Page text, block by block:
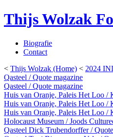
Thijs Wolzak
Biografie
Contact
< Thijs Wolzak (Home) < 2024
Qasteel / Quote magazine
Qasteel / Quote magazine
Huis van Oranje, Paleis Het Loo /
Huis van Oranje, Paleis Het Loo /
Huis van Oranje, Paleis Het Loo /
Holocaust Museum / Joods
Qasteel Dick Trubendorffer /